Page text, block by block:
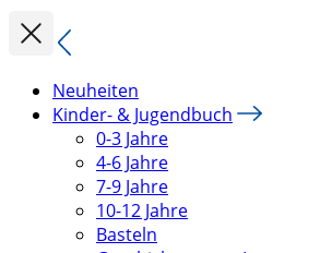
Neuheiten
Kinder- & Jugendbuch
0-3 Jahre
4-6 Jahre
7-9 Jahre
10-12 Jahre
Basteln